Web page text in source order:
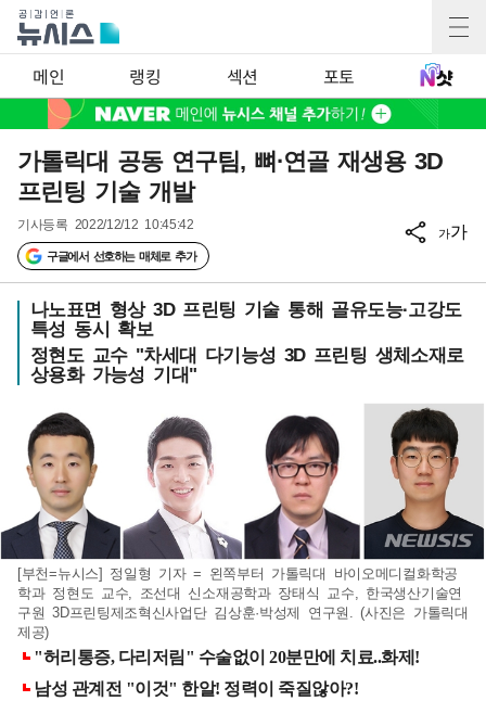
메인 랭킹 섹션 포토
가톨릭대 공동 연구팀, 뼈·연골 재생용 3D
프린팅 기술 개발
기사등록 2022/12/12 10:45:42
구글에서 선호하는 매체로 추가
가가
나노표면 형상 3D 프린팅 기술 통해 골유도능·고강도
특성 동시 확보
정현도 교수 "차세대 다기능성 3D 프린팅 생체소재로
상용화 가능성 기대"
[부천=뉴시스] 정일형 기자 = 왼쪽부터 가톨릭대 바이오메디컬화학공
학과 정현도 교수, 조선대 신소재공학과 장태식 교수, 한국생산기술연
구원 3D프린팅제조혁신사업단 김상훈·박성제 연구원. (사진은 가톨릭대
제공)